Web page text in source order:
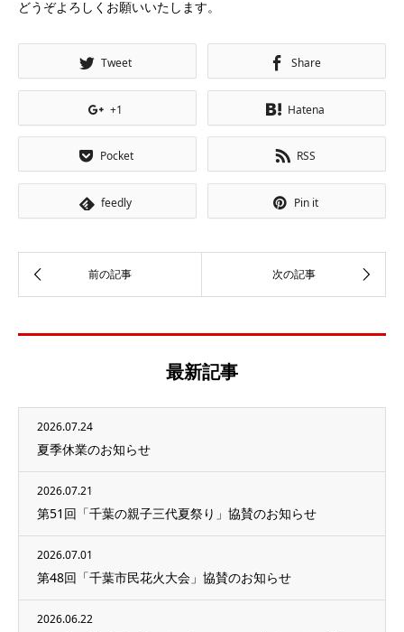
どうぞよろしくお願いいたします。
Tweet Share
+1 Hatena
Pocket RSS
feedly Pin it
最新記事
2026.07.24
夏季休業のお知らせ
2026.07.21
第51回「千葉の親子三代夏祭り」協賛のお知らせ
2026.07.01
第48回「千葉市民花火大会」協賛のお知らせ
2026.06.22